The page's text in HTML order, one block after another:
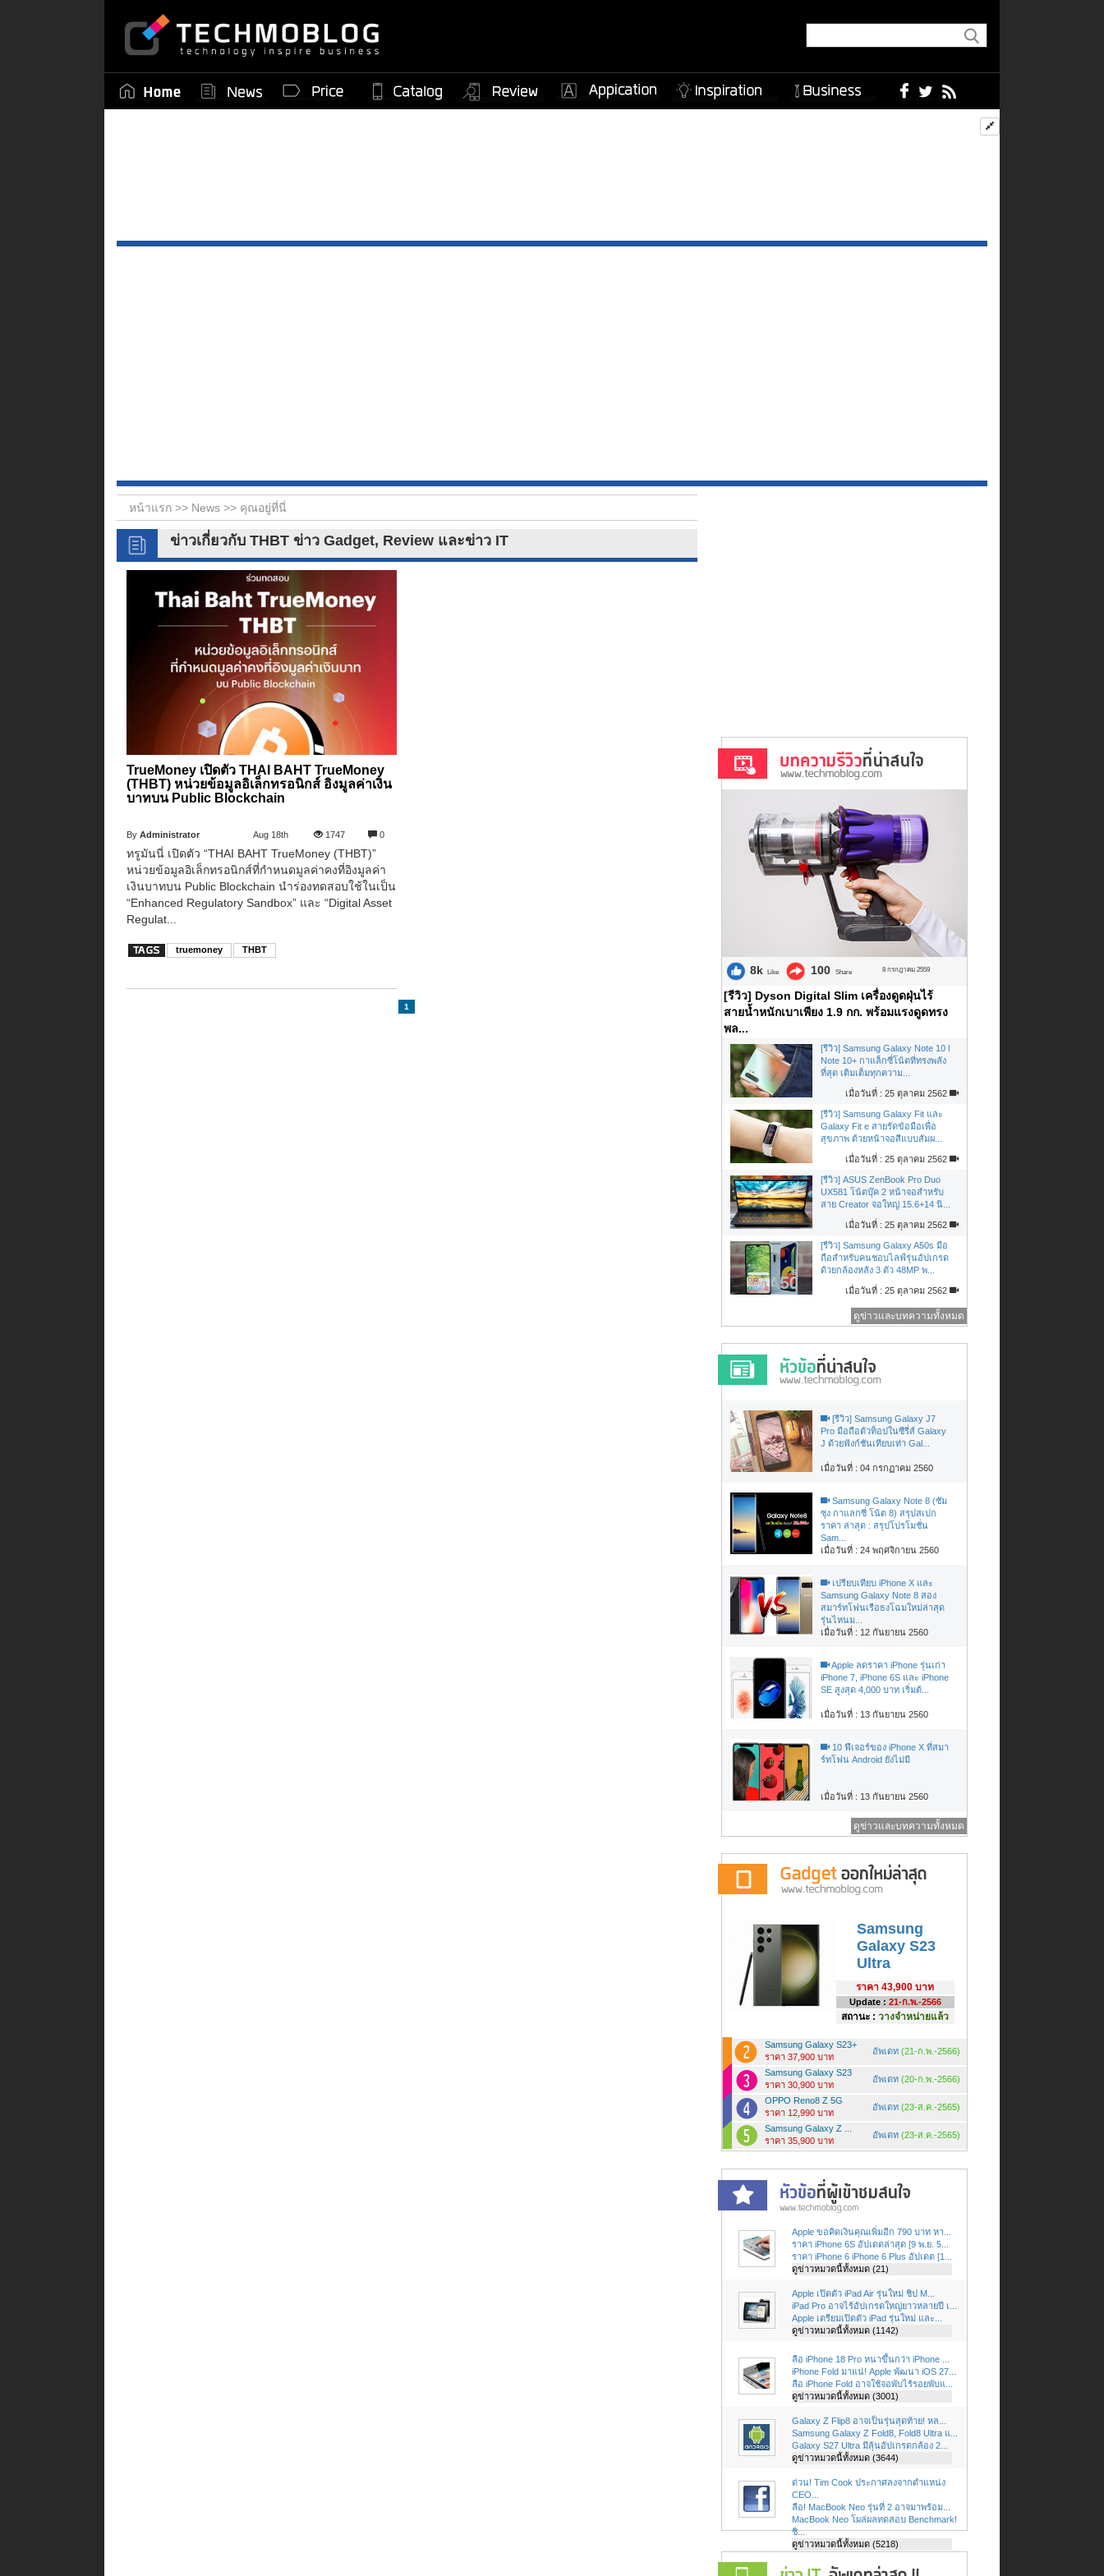
หน้าแรก >> News >> คุณอยู่ที่นี่
ข่าวเกี่ยวกับ THBT ข่าว Gadget, Review และข่าว IT
TrueMoney เปิดตัว THAI BAHT TrueMoney
(THBT) หน่วยข้อมูลอิเล็กทรอนิกส์ อิงมูลค่าเงิน
บาทบน Public Blockchain
ByAdministrator Aug 18th 1747 0
ทรูมันนี่ เปิดตัว “THAI BAHT TrueMoney (THBT)”
หน่วยข้อมูลอิเล็กทรอนิกส์ที่กำหนดมูลค่าคงที่อิงมูลค่า
เงินบาทบน Public Blockchain นำร่องทดสอบใช้ในเป็น
“Enhanced Regulatory Sandbox” และ “Digital Asset
Regulat...
truemoney THBT
1
8k Like 100 Share 8 กรกฎาคม 2559
[รีวิว] Dyson Digital Slim เครื่องดูดฝุ่นไร้
สายน้ำหนักเบาเพียง 1.9 กก. พร้อมแรงดูดทรง
พล...
[รีวิว] Samsung Galaxy Note 10 l
Note 10+ กาแล็กซี่โน้ตที่ทรงพลัง
ที่สุด เติมเต็มทุกความ...
เมื่อวันที่ : 25 ตุลาคม 2562
[รีวิว] Samsung Galaxy Fit และ
Galaxy Fit e สายรัดข้อมือเพื่อ
สุขภาพ ด้วยหน้าจอสีแบบสัมผ...
เมื่อวันที่ : 25 ตุลาคม 2562
[รีวิว] ASUS ZenBook Pro Duo
UX581 โน้ตบุ๊ค 2 หน้าจอสำหรับ
สาย Creator จอใหญ่ 15.6+14 นิ...
เมื่อวันที่ : 25 ตุลาคม 2562
[รีวิว] Samsung Galaxy A50s มือ
ถือสำหรับคนชอบไลฟ์รุ่นอัปเกรด
ด้วยกล้องหลัง 3 ตัว 48MP พ...
เมื่อวันที่ : 25 ตุลาคม 2562
ดูข่าวและบทความทั้งหมด
[รีวิว] Samsung Galaxy J7
Pro มือถือตัวท็อปในซีรี่ส์ Galaxy
J ด้วยฟังก์ชันเทียบเท่า Gal...
เมื่อวันที่ : 04 กรกฏาคม 2560
Samsung Galaxy Note 8 (ซัม
ซุง กาแลกซี่ โน้ต 8) สรุปสเปก
ราคา ล่าสุด : สรุปโปรโมชั่น
Sam...
เมื่อวันที่ : 24 พฤศจิกายน 2560
เปรียบเทียบ iPhone X และ
Samsung Galaxy Note 8 สอง
สมาร์ทโฟนเรือธงโฉมใหม่ล่าสุด
รุ่นไหนม...
เมื่อวันที่ : 12 กันยายน 2560
Apple ลดราคา iPhone รุ่นเก่า
iPhone 7, iPhone 6S และ iPhone
SE สูงสุด 4,000 บาท เริ่มต้...
เมื่อวันที่ : 13 กันยายน 2560
10 ฟีเจอร์ของ iPhone X ที่สมา
ร์ทโฟน Android ยังไม่มี
เมื่อวันที่ : 13 กันยายน 2560
ดูข่าวและบทความทั้งหมด
Samsung
Galaxy S23
Ultra
ราคา 43,900 บาท
Update : 21-ก.พ.-2566
สถานะ : วางจำหน่ายแล้ว
Samsung Galaxy S23+
ราคา 37,900 บาท
อัพเดท (21-ก.พ.-2566)
Samsung Galaxy S23
ราคา 30,900 บาท
อัพเดท (20-ก.พ.-2566)
OPPO Reno8 Z 5G
ราคา 12,990 บาท
อัพเดท (23-ส.ค.-2565)
Samsung Galaxy Z ...
ราคา 35,900 บาท
อัพเดท (23-ส.ค.-2565)
Apple ขอคิดเงินคุณเพิ่มอีก 790 บาท หา...
ราคา iPhone 6S อัปเดตล่าสุด [9 พ.ย. 5...
ราคา iPhone 6 iPhone 6 Plus อัปเดต [1...
ดูข่าวหมวดนี้ทั้งหมด (21)
Apple เปิดตัว iPad Air รุ่นใหม่ ชิป M...
iPad Pro อาจไร้อัปเกรดใหญ่ยาวหลายปี เ...
Apple เตรียมเปิดตัว iPad รุ่นใหม่ และ...
ดูข่าวหมวดนี้ทั้งหมด (1142)
ลือ iPhone 18 Pro หนาขึ้นกว่า iPhone ...
iPhone Fold มาแน่! Apple พัฒนา iOS 27...
ลือ iPhone Fold อาจใช้จอพับไร้รอยพับแ...
ดูข่าวหมวดนี้ทั้งหมด (3001)
Galaxy Z Flip8 อาจเป็นรุ่นสุดท้าย! หล...
Samsung Galaxy Z Fold8, Fold8 Ultra แ...
Galaxy S27 Ultra มีลุ้นอัปเกรดกล้อง 2...
ดูข่าวหมวดนี้ทั้งหมด (3644)
ด่วน! Tim Cook ประกาศลงจากตำแหน่ง
CEO...
ลือ! MacBook Neo รุ่นที่ 2 อาจมาพร้อม...
MacBook Neo โผล่ผลทดสอบ Benchmark!
ชิ...
ดูข่าวหมวดนี้ทั้งหมด (5218)